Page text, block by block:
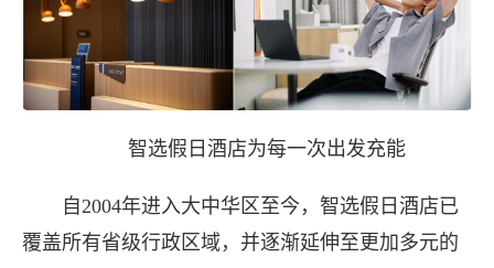
智选假日酒店为每一次出发充能
自2004年进入大中华区至今，智选假日酒店已
覆盖所有省级行政区域，并逐渐延伸至更加多元的
长按图片识别二维